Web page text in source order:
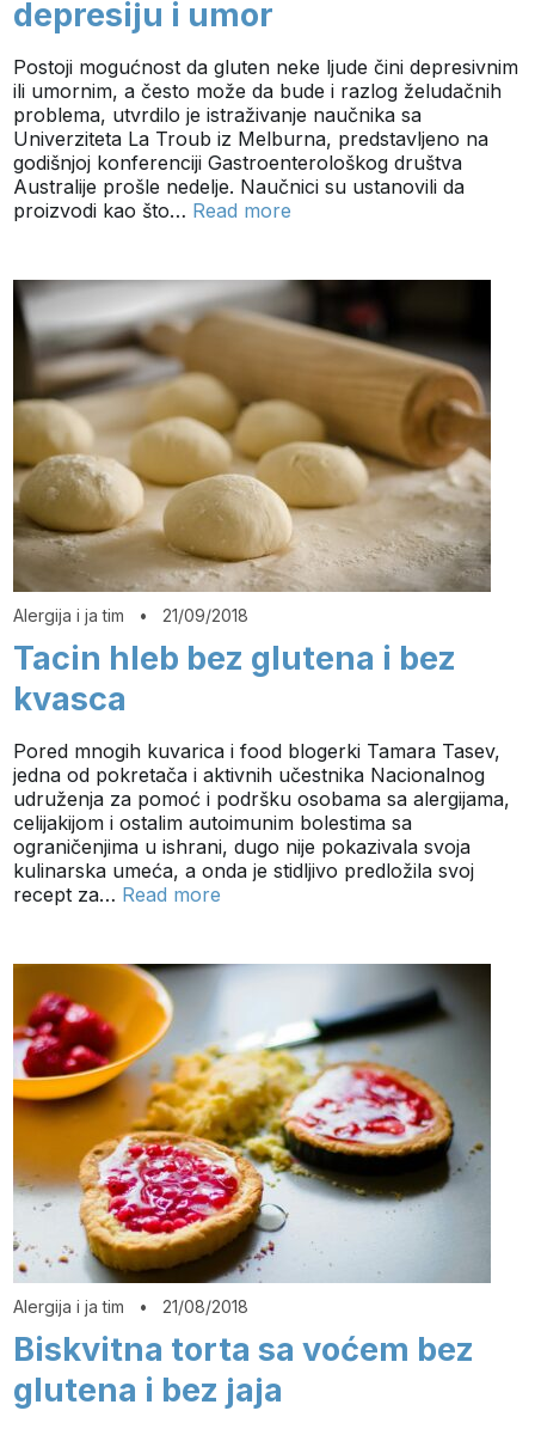
depresiju i umor
Postoji mogućnost da gluten neke ljude čini depresivnim
ili umornim, a često može da bude i razlog želudačnih
problema, utvrdilo je istraživanje naučnika sa
Univerziteta La Troub iz Melburna, predstavljeno na
godišnjoj konferenciji Gastroenterološkog društva
Australije prošle nedelje. Naučnici su ustanovili da
proizvodi kao što… Read more
Alergija i ja tim • 21/09/2018
Tacin hleb bez glutena i bez
kvasca
Pored mnogih kuvarica i food blogerki Tamara Tasev,
jedna od pokretača i aktivnih učestnika Nacionalnog
udruženja za pomoć i podršku osobama sa alergijama,
celijakijom i ostalim autoimunim bolestima sa
ograničenjima u ishrani, dugo nije pokazivala svoja
kulinarska umeća, a onda je stidljivo predložila svoj
recept za… Read more
Alergija i ja tim • 21/08/2018
Biskvitna torta sa voćem bez
glutena i bez jaja